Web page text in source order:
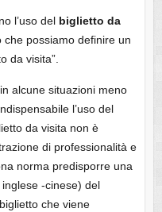
l’uso del biglietto da
possiamo definire un
da visita”.
alcune situazioni meno
l’uso del
da visita non è
di professionalità e
norma predisporre una
-cinese) del
che viene